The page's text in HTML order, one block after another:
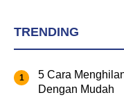
TRENDING
5 Cara
Dengan Mudah